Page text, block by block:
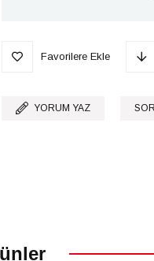
Favorilere Ekle
YORUM YAZ